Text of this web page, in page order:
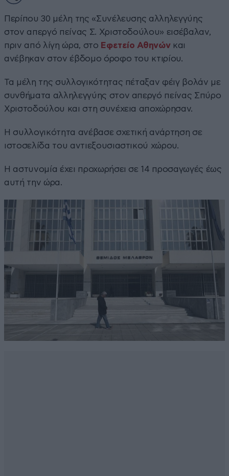
Περίπου 30 μέλη της «Συνέλευσης αλληλεγγύης
στον απεργό πείνας Σ. Χριστοδούλου» εισέβαλαν,
πριν από λίγη ώρα, στο Εφετείο Αθηνώνκαι
ανέβηκαν στον έβδομο όροφο του κτιρίου.
Τα μέλη της συλλογικότητας πέταξαν φέιγ βολάν με
συνθήματα αλληλεγγύης στον απεργό πείνας Σπύρο
Χριστοδούλου και στη συνέχεια αποχώρησαν.
Η συλλογικότητα ανέβασε σχετική ανάρτηση σε
ιστοσελίδα του αντιεξουσιαστικού χώρου.
Η αστυνομία έχει προχωρήσει σε 14 προσαγωγές έως
αυτή την ώρα.